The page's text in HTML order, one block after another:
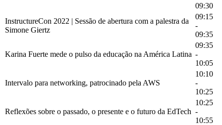
09:30
InstructureCon 2022 | Sessão de abertura com a palestra da
Simone Giertz
09:15
-
09:35
Karina Fuerte mede o pulso da educação na América Latina
09:35
-
10:05
Intervalo para networking, patrocinado pela AWS
10:10
-
10:25
Reflexões sobre o passado, o presente e o futuro da EdTech
10:25
-
10:55